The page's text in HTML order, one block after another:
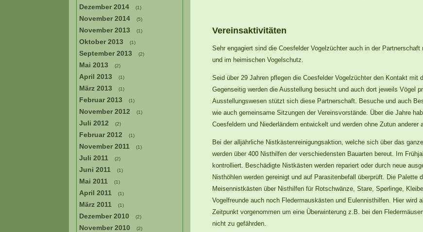
Dezember 2014 (1)
November 2014 (5)
November 2013 (1)
Oktober 2013 (1)
September 2013 (2)
Mai 2013 (2)
April 2013 (1)
März 2013 (1)
Februar 2013 (1)
November 2012 (1)
Juli 2012 (2)
Februar 2012 (1)
November 2011 (1)
Juli 2011 (2)
Juni 2011 (1)
Mai 2011 (1)
April 2011 (1)
März 2011 (1)
Dezember 2010 (2)
November 2010 (2)
Vereinsaktivitäten
Sehr engagiert sind die Coesfelder Vogelzüchter auch in der
und im heimischen Vogelschutz.
Seid über 29 Jahren pflegen die Coesfelder Vogelzüchter den Kontakt mit
Gegenseitig werden die Ausstellung besucht und auch dort jeweils Vögel
Ausstellungswesen stützt sich diese Partnerschaft. Besuche und auch
wie auch gemeinsame Sitzungen der Vereinsvorstände. Über die Jahre
Coesfeldern und Niederländern entwickelt und werden ohne Zutun
Bei der alljährliche Nistkästenreinigungsaktion, welche sich über das
werden über 400 Nisthilfen der verschiedensten Bauarten bereut. Im
kontrolliert. Beschädigte Nistkästen werden repariert oder durch neue
Nisthöhlen werden gereinigt und auf Parasitenbefall überprüft. Die
Meisennistkästen über Nisthilfen für Rotschwänze, Stare, Sperlinge,
Vogelfreunde auch noch Fledermauskästen und Eulennisthilfen. Hier wird
Zeitpunkt vorgenommen um eine Überwinterung z.B. bei den
nicht zu gefährden.